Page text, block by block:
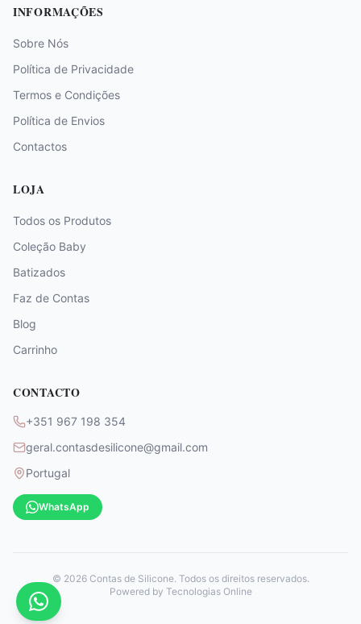
INFORMAÇÕES
Sobre Nós
Política de Privacidade
Termos e Condições
Política de Envios
Contactos
LOJA
Todos os Produtos
Coleção Baby
Batizados
Faz de Contas
Blog
Carrinho
CONTACTO
+351 967 198 354
geral.contasdesilicone@gmail.com
Portugal
WhatsApp
© 2026Contas de Silicone. Todos os direitos reservados.
Powered by Tecnologias Online